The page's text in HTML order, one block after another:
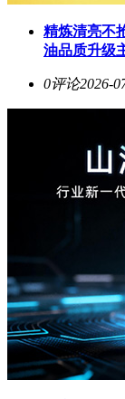
精炼清亮不
油品质升级
0评论2026-